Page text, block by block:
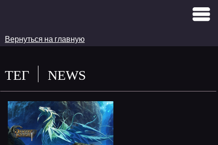
Вернуться на главную
ТЕГ NEWS